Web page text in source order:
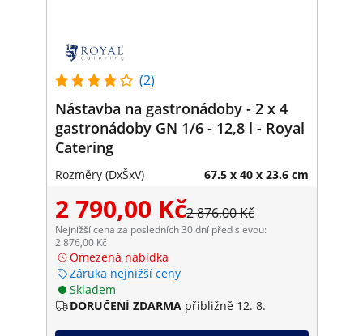
(2)
Nástavba na gastronádoby - 2 x 4
gastronádoby GN 1/6 - 12,8 l - Royal
Catering
Rozměry (DxŠxV) 67.5 x 40 x 23.6 cm
2 790,00 Kč2 876,00 Kč
Nejnižší cena za posledních 30 dní před slevou:
2 876,00 Kč
Omezená nabídka
Záruka nejnižší ceny
Skladem
DORUČENÍ ZDARMA přibližně 12. 8.